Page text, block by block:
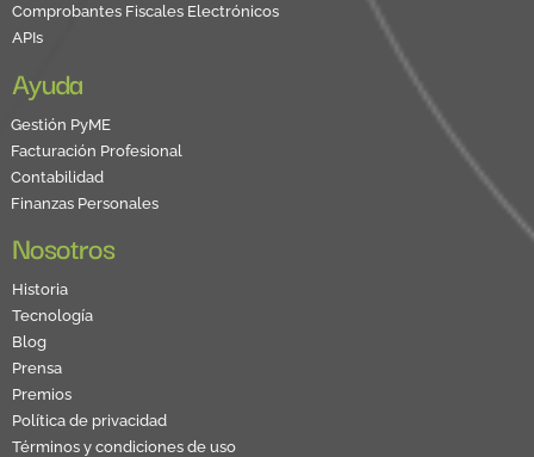
Comprobantes Fiscales Electrónicos
APIs
Ayuda
Gestión PyME
Facturación Profesional
Contabilidad
Finanzas Personales
Nosotros
Historia
Tecnología
Blog
Prensa
Premios
Política de privacidad
Términos y condiciones de uso